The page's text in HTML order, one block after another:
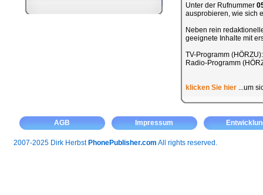
Unter der Rufnummer
ausprobieren, wie sich
Neben rein
geeignete Inhalte mit
TV-Programm
Radio-Programm
klicken Sie hier...um
AGB Impressum
2007-2025 Dirk Herbst PhonePublisher.com All rights reserved.